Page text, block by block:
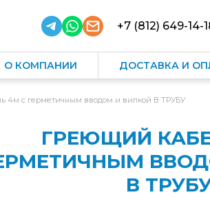
+7 (812) 649-14-
О КОМПАНИИ ДОСТАВКА И
4м с герметичным вводом и вилкой В ТРУБУ
ГРЕЮЩИЙ
В